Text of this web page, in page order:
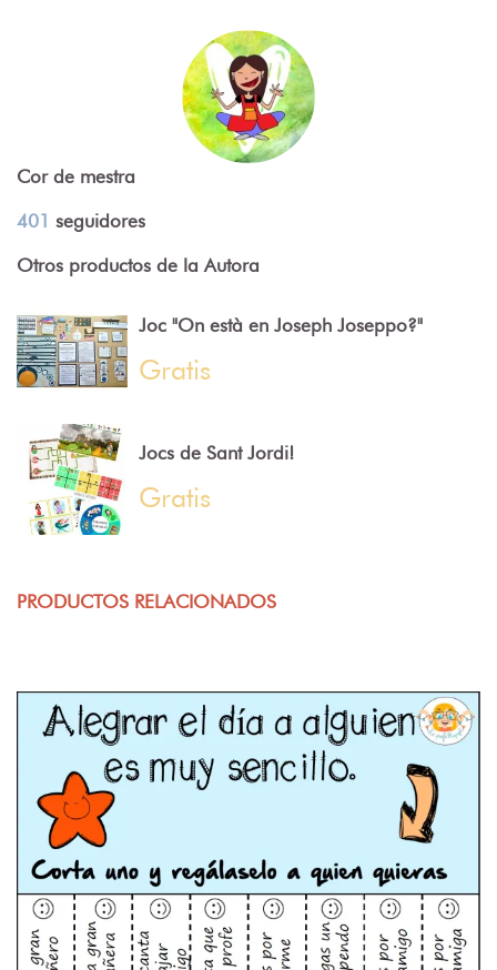
Cor de mestra
401 seguidores
Otros productos de la Autora
Joc "On està en Joseph Joseppo?"
Gratis
Jocs de Sant Jordi!
Gratis
PRODUCTOS RELACIONADOS